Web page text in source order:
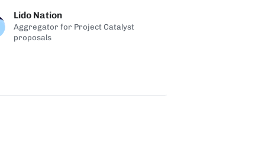
Lido Nation
Aggregator for Project Catalyst
proposals